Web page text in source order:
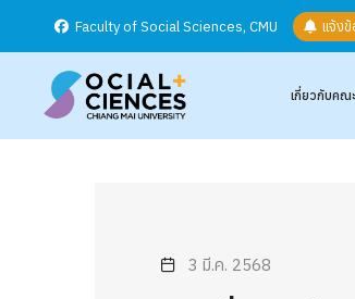
Faculty of Social Sciences, CMU แจ้งข้
เกี่ยวกับคณ
3 มี.ค. 2568